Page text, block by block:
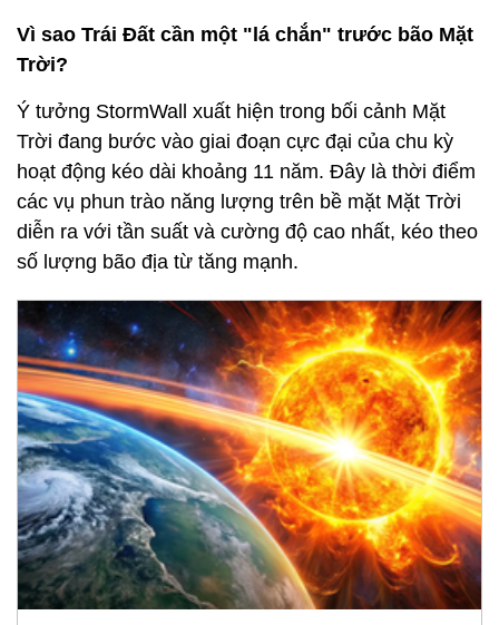
Vì sao Trái Đất cần một "lá chắn" trước bão Mặt
Trời?
Ý tưởng StormWall xuất hiện trong bối cảnh Mặt
Trời đang bước vào giai đoạn cực đại của chu kỳ
hoạt động kéo dài khoảng 11 năm. Đây là thời điểm
các vụ phun trào năng lượng trên bề mặt Mặt Trời
diễn ra với tần suất và cường độ cao nhất, kéo theo
số lượng bão địa từ tăng mạnh.